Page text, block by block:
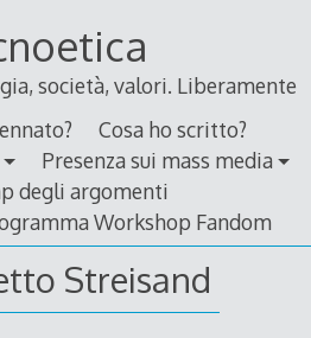
società, valori. Liberamente
Cosa ho scritto?
Presenza sui mass media
degli argomenti
Workshop Fandom
Streisand